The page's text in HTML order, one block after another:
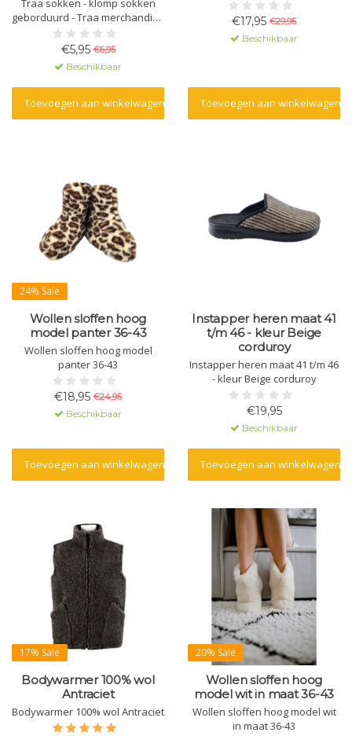
Traa sokken - klomp sokken
geborduurd - Traa merchandise
- 36-41/42-46 - zwart of wit
€5,95 €6,95
Beschikbaar
Toevoegen aan winkelwagen
€17,95 €29,95
Beschikbaar
Toevoegen aan winkelwagen
24% Sale
Wollen sloffen hoog
model panter 36-43
Wollen sloffen hoog model
panter 36-43
€18,95 €24,95
Beschikbaar
Toevoegen aan winkelwagen
Instapper heren maat 41
t/m 46 - kleur Beige
corduroy
Instapper heren maat 41 t/m 46
- kleur Beige corduroy
€19,95
Beschikbaar
Toevoegen aan winkelwagen
17% Sale
Bodywarmer 100% wol
Antraciet
Bodywarmer 100% wol Antraciet
20% Sale
Wollen sloffen hoog
model wit in maat 36-43
Wollen sloffen hoog model wit
in maat 36-43